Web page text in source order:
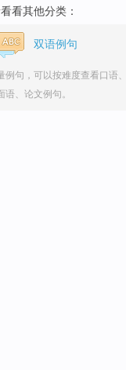
看其他分类：
双语例句
例句，可以按难度查看口语、
语、论文例句。